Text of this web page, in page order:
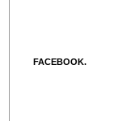
FACEBOOK.